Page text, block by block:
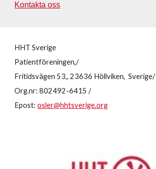
Kontakta oss
HHT Sverige
Patientföreningen,/
Fritidsvägen 53,, 23636 Höllviken, Sverige/
Org.nr: 802492-6415 /
Epost:osler@hhtsverige.org